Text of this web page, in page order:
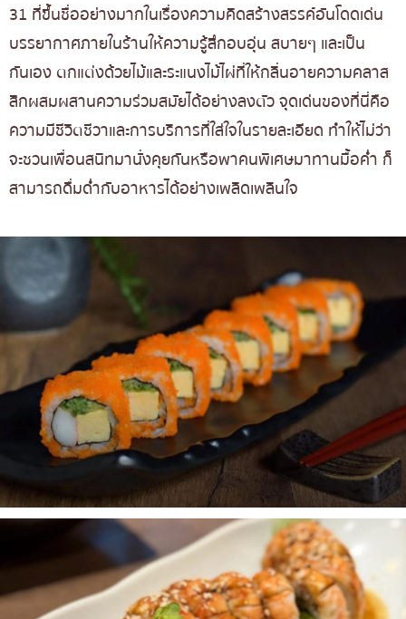
31 ที่ขึ้นชื่ออย่างมากในเรื่องความคิดสร้างสรรค์อันโดดเด่น
บรรยากาศภายในร้านให้ความรู้สึกอบอุ่น สบายๆ และเป็น
กันเอง ตกแต่งด้วยไม้และระแนงไม้ไผ่ที่ให้กลิ่นอายความคลาส
สิกผสมผสานความร่วมสมัยได้อย่างลงตัว จุดเด่นของที่นี่คือ
ความมีชีวิตชีวาและการบริการที่ใส่ใจในรายละเอียด ทำให้ไม่ว่า
จะชวนเพื่อนสนิทมานั่งคุยกันหรือพาคนพิเศษมาทานมื้อค่ำ ก็
สามารถดื่มด่ำกับอาหารได้อย่างเพลิดเพลินใจ